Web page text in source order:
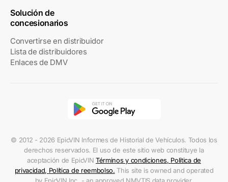
Solución de
concesionarios
Convertirse en distribuidor
Lista de distribuidores
Enlaces de DMV
© 2012 - 2026 EpicVIN Informes de Historial de Vehículos. Todos los
derechos reservados. El uso de este sitio web constituye la
aceptación de EpicVINTérminos y condiciones, Política de
privacidad, Política de reembolso. This site is owned and operated
by EpicVIN Inc. - an approved NMVTIS data provider.